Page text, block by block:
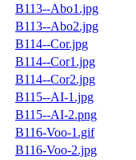
B113--Abo1.jpg
B113--Abo2.jpg
B114--Cor.jpg
B114--Cor1.jpg
B114--Cor2.jpg
B115--AI-1.jpg
B115--AI-2.png
B116-Voo-1.gif
B116-Voo-2.jpg